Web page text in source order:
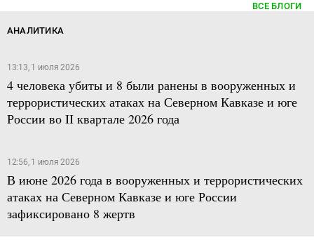
ВСЕ БЛОГИ
АНАЛИТИКА
13:13, 1 июля 2026
4 человека убиты и 8 были ранены в вооруженных и
террористических атаках на Северном Кавказе и юге
России во II квартале 2026 года
12:56, 1 июля 2026
В июне 2026 года в вооруженных и террористических
атаках на Северном Кавказе и юге России
зафиксировано 8 жертв